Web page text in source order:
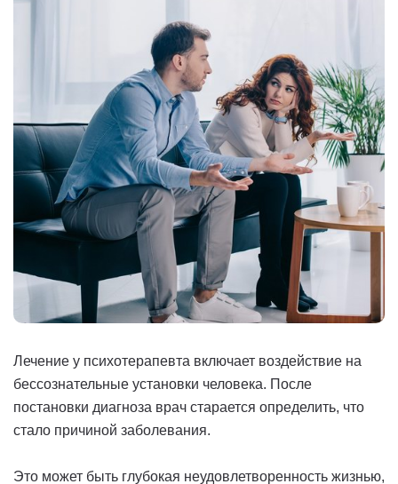
Лечение у психотерапевта включает воздействие на
бессознательные установки человека. После
постановки диагноза врач старается определить, что
стало причиной заболевания.
Это может быть глубокая неудовлетворенность жизнью,